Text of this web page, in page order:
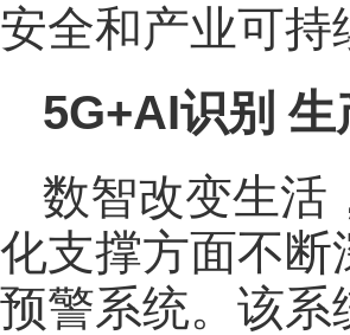
安全和产业可持
5G+AI识别
数智改变生活
化支撑方面不断
预警系统。该系